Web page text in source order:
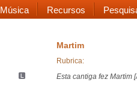
Música Recursos
Martim
Rubrica:
Esta cantiga fez Martim